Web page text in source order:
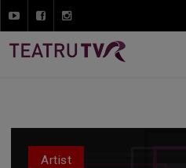
Artist